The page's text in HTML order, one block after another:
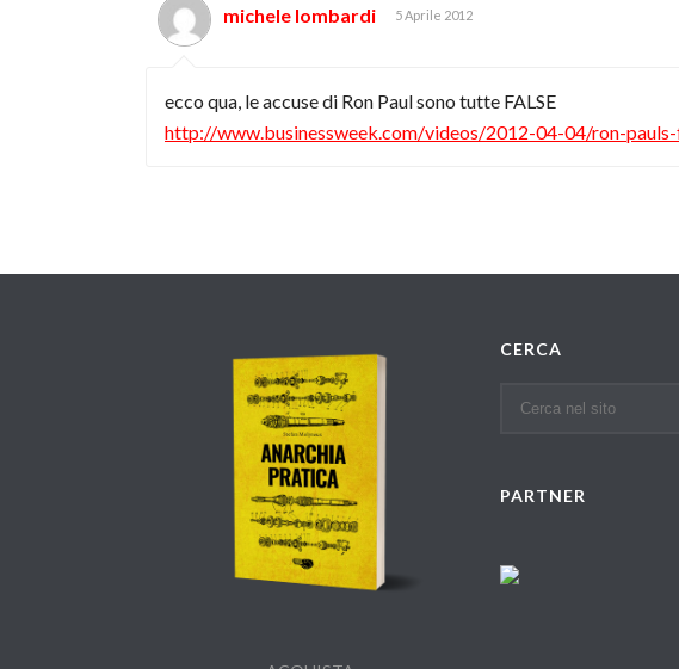
michele lombardi 5 Aprile 2012
ecco qua, le accuse di Ron Paul sono tutte FALSE
http://www.businessweek.com/videos/2012-04-04/ron-
CERCA
PARTNER